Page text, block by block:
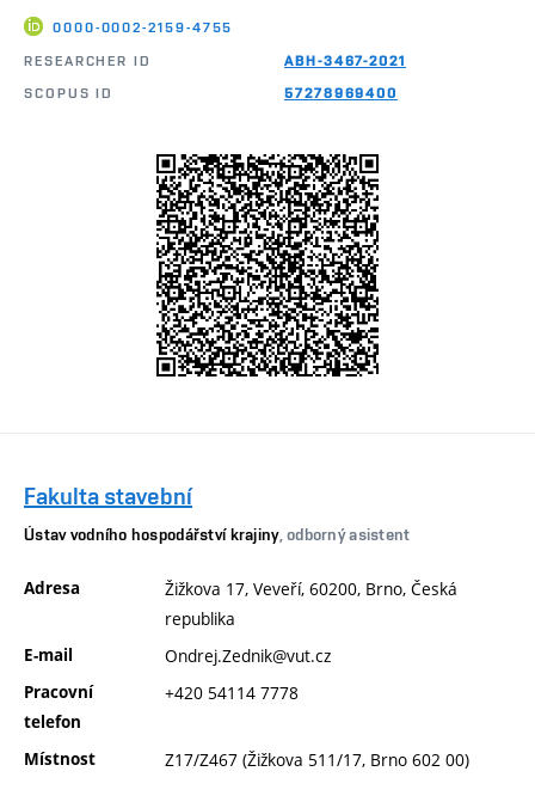
0000-0002-2159-4755
RESEARCHER ID
ABH-3467-2021
SCOPUS ID
57278969400
Fakulta stavební
Ústav vodního hospodářství krajiny, odborný asistent
Adresa
Žižkova 17, Veveří, 60200, Brno, Česká
republika
E-mail Ondrej.Zednik@vut.cz
Pracovní
telefon
+420 54114 7778
Místnost Z17/Z467 (Žižkova 511/17, Brno 602 00)